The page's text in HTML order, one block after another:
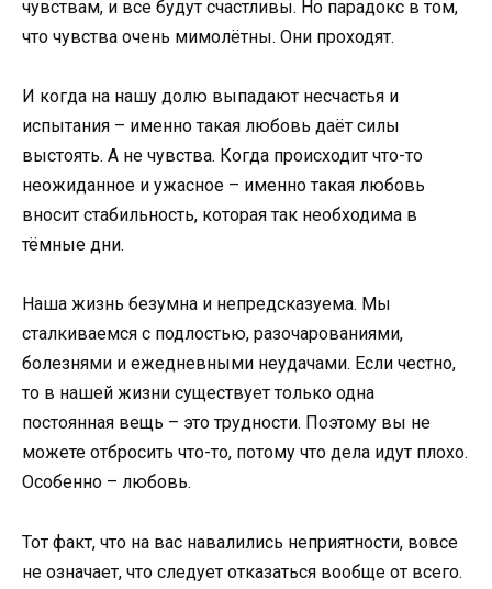
чувствам, и все будут счастливы. Но парадокс в том,
что чувства очень мимолётны. Они проходят.
И когда на нашу долю выпадают несчастья и
испытания – именно такая любовь даёт силы
выстоять. А не чувства. Когда происходит что-то
неожиданное и ужасное – именно такая любовь
вносит стабильность, которая так необходима в
тёмные дни.
Наша жизнь безумна и непредсказуема. Мы
сталкиваемся с подлостью, разочарованиями,
болезнями и ежедневными неудачами. Если честно,
то в нашей жизни существует только одна
постоянная вещь – это трудности. Поэтому вы не
можете отбросить что-то, потому что дела идут плохо.
Особенно – любовь.
Тот факт, что на вас навалились неприятности, вовсе
не означает, что следует отказаться вообще от всего.